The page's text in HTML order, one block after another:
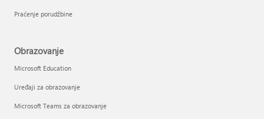
Praćenje porudžbine
Obrazovanje
Microsoft Education
Uređaji za obrazovanje
Microsoft Teams za obrazovanje